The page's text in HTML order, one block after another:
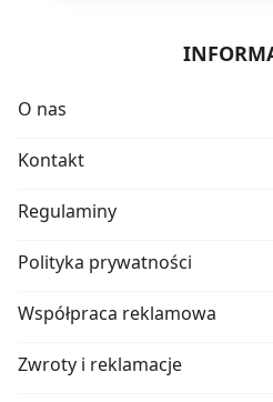
O nas
Kontakt
Regulaminy
Polityka prywatności
Współpraca reklamowa
Zwroty i reklamacje